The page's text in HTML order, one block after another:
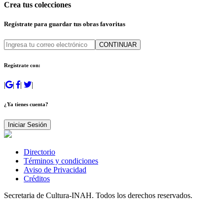
Crea tus colecciones
Regístrate para guardar tus obras favoritas
CONTINUAR
Regístrate con:
| | | |
¿Ya tienes cuenta?
Iniciar Sesión
Directorio
Términos y condiciones
Aviso de Privacidad
Créditos
Secretaria de Cultura-INAH. Todos los derechos reservados.